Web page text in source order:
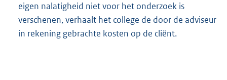
eigen nalatigheid niet voor het onderzoek is
verschenen, verhaalt het college de door de adviseur
in rekening gebrachte kosten op de cliënt.